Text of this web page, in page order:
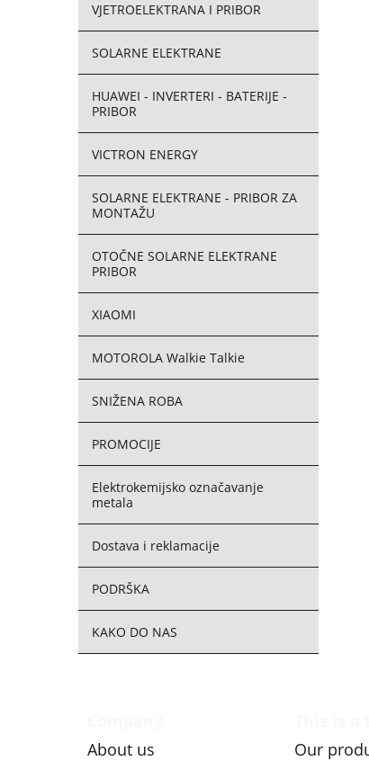
VJETROELEKTRANA I PRIBOR
SOLARNE ELEKTRANE
HUAWEI - INVERTERI - BATERIJE -
PRIBOR
VICTRON ENERGY
SOLARNE ELEKTRANE - PRIBOR ZA
MONTAŽU
OTOČNE SOLARNE ELEKTRANE
PRIBOR
XIAOMI
MOTOROLA Walkie Talkie
SNIŽENA ROBA
PROMOCIJE
Elektrokemijsko označavanje
metala
Dostava i reklamacije
PODRŠKA
KAKO DO NAS
About us
Our